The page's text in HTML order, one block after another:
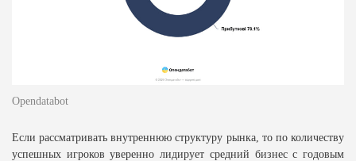
Opendatabot
Если рассматривать внутреннюю структуру рынка, то по количеству
успешных игроков уверенно лидирует средний бизнес с годовым